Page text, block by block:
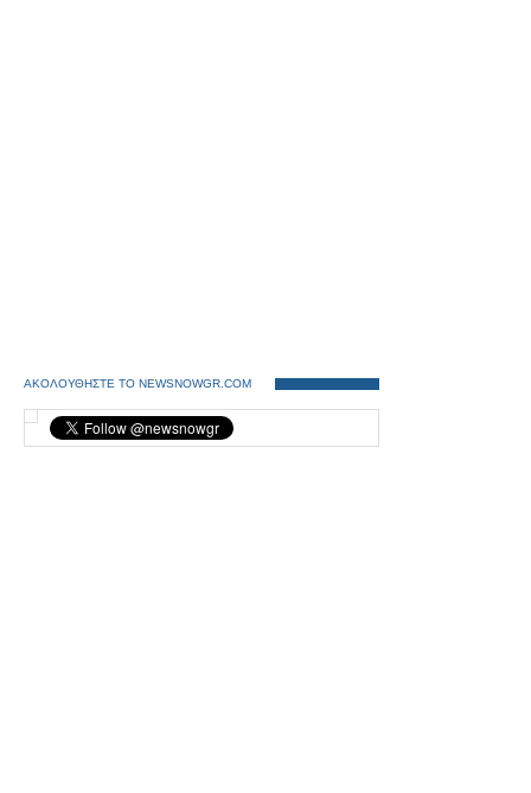
ΑΚΟΛΟΥΘΗΣΤΕ ΤΟ NEWSNOWGR.COM